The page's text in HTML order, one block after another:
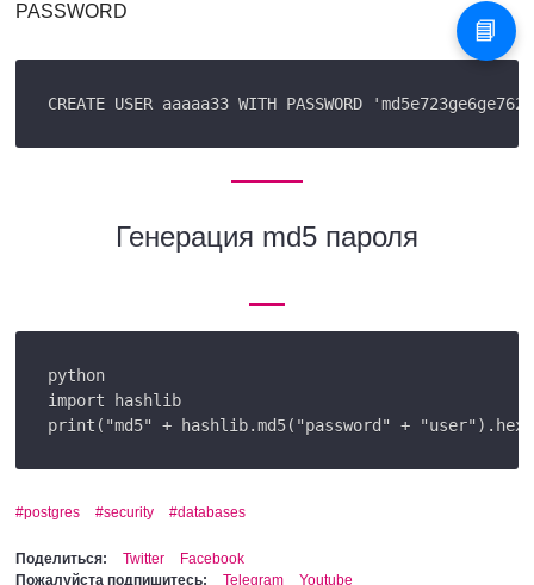
PASSWORD
Генерация md5 пароля
python
import hashlib
postgres security databases
Поделиться: Twitter
Facebook
Пожалуйста подпишитесь:
Telegram Youtube
📘